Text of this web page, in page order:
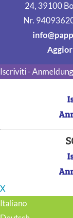
24, 39100
Nr.
Iscriviti -
X
Italiano